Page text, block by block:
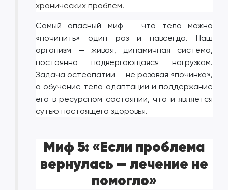
хронических проблем.
Самый опасный миф — что тело можно
«починить» один раз и навсегда. Наш
организм — живая, динамичная система,
постоянно подвергающаяся нагрузкам.
Задача остеопатии — не разовая «починка»,
а обучение тела адаптации и поддержание
его в ресурсном состоянии, что и является
сутью настоящего здоровья.
Миф 5: «Если проблема
вернулась — лечение не
помогло»